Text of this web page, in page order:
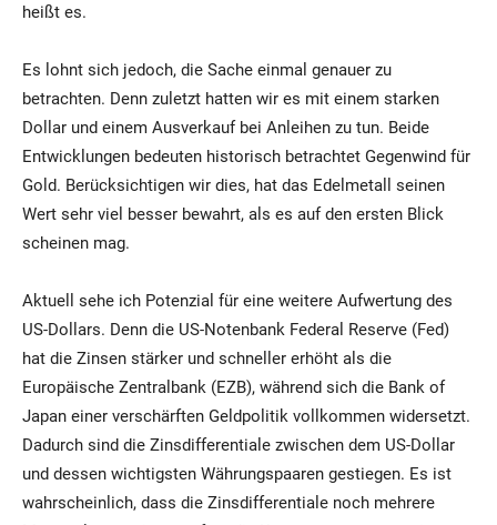
heißt es.
Es lohnt sich jedoch, die Sache einmal genauer zu
betrachten. Denn zuletzt hatten wir es mit einem starken
Dollar und einem Ausverkauf bei Anleihen zu tun. Beide
Entwicklungen bedeuten historisch betrachtet Gegenwind für
Gold. Berücksichtigen wir dies, hat das Edelmetall seinen
Wert sehr viel besser bewahrt, als es auf den ersten Blick
scheinen mag.
Aktuell sehe ich Potenzial für eine weitere Aufwertung des
US-Dollars. Denn die US-Notenbank Federal Reserve (Fed)
hat die Zinsen stärker und schneller erhöht als die
Europäische Zentralbank (EZB), während sich die Bank of
Japan einer verschärften Geldpolitik vollkommen widersetzt.
Dadurch sind die Zinsdifferentiale zwischen dem US-Dollar
und dessen wichtigsten Währungspaaren gestiegen. Es ist
wahrscheinlich, dass die Zinsdifferentiale noch mehrere